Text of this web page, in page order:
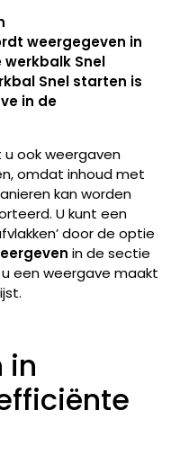
u ook weergaven
omdat inhoud met
kan worden
U kunt een
door de optie
in de sectie
een weergave maakt
in